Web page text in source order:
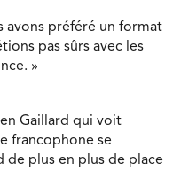
avons préféré un format
pas sûrs avec les
»
Gaillard qui voit
francophone se
de plus en plus de place